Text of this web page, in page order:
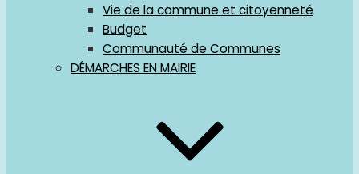
Vie de la commune et citoyenneté
Budget
Communauté de Communes
DÉMARCHES EN MAIRIE